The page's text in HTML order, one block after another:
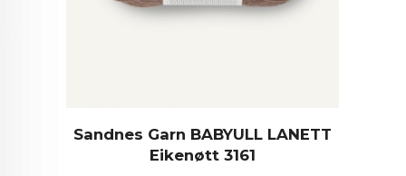
Sandnes Garn BABYULL LANETT
Eikenøtt 3161